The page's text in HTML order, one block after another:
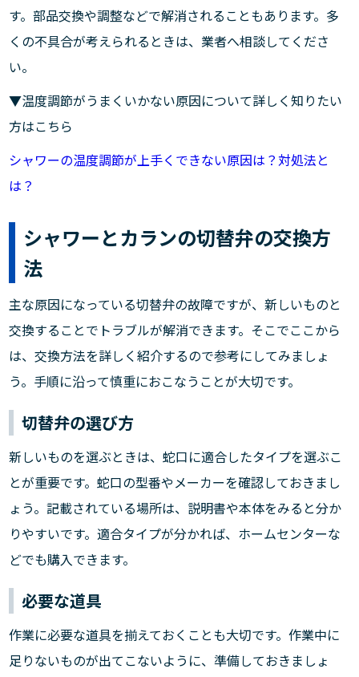
す。部品交換や調整などで解消されることもあります。多
くの不具合が考えられるときは、業者へ相談してくださ
い。
▼温度調節がうまくいかない原因について詳しく知りたい
方はこちら
シャワーの温度調節が上手くできない原因は？対処法と
は？
シャワーとカランの切替弁の交換方
法
主な原因になっている切替弁の故障ですが、新しいものと
交換することでトラブルが解消できます。そこでここから
は、交換方法を詳しく紹介するので参考にしてみましょ
う。手順に沿って慎重におこなうことが大切です。
切替弁の選び方
新しいものを選ぶときは、蛇口に適合したタイプを選ぶこ
とが重要です。蛇口の型番やメーカーを確認しておきまし
ょう。記載されている場所は、説明書や本体をみると分か
りやすいです。適合タイプが分かれば、ホームセンターな
どでも購入できます。
必要な道具
作業に必要な道具を揃えておくことも大切です。作業中に
足りないものが出てこないように、準備しておきましょ